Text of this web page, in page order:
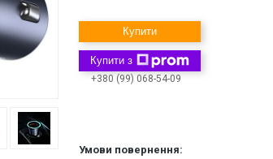
Купити
Купити з
+380 (99) 068-54-09